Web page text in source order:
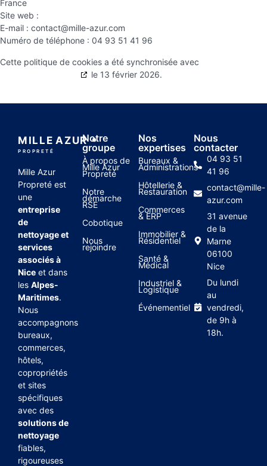
France
Site web :
E-mail : contact@mille-azur.com
Numéro de téléphone : 04 93 51 41 96
Cette politique de cookies a été synchronisée avec
le 13 février 2026.
MILLE AZUR
PROPRETÉ
Mille Azur
Propreté est
une
entreprise
de
nettoyage et
services
associés à
Nice et dans
les Alpes-
Maritimes.
Nous
accompagnons
bureaux,
commerces,
hôtels,
copropriétés
et sites
spécifiques
avec des
solutions de
nettoyage
fiables,
rigoureuses
Notre
groupe
À propos de
Mille Azur
Propreté
Notre
démarche
RSE
Cobotique
Nous
rejoindre
Nos
expertises
Bureaux &
Administrations
Hôtellerie &
Restauration
Commerces
& ERP
Immobilier &
Résidentiel
Santé &
Médical
Industriel &
Logistique
Événementiel
Nous
contacter
04 93 51
41 96
contact@mille-
azur.com
31 avenue
de la
Marne
06100
Nice
Du lundi
au
vendredi,
de 9h à
18h.